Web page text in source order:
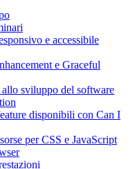
e accessibile
e Graceful
sviluppo del software
disponibili con Can I
per CSS e JavaScript